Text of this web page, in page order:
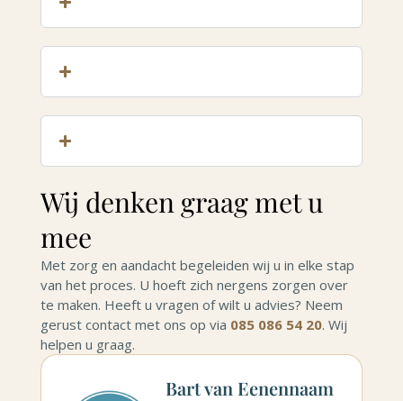
Wij denken graag met u
mee
Met zorg en aandacht begeleiden wij u in elke stap
van het proces. U hoeft zich nergens zorgen over
te maken. Heeft u vragen of wilt u advies? Neem
gerust contact met ons op via 085 086 54 20. Wij
helpen u graag.
Bart van Eenennaam